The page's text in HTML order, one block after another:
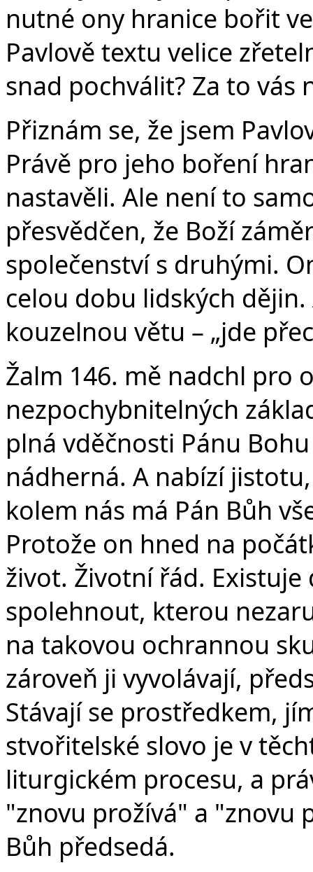
nutné ony hranice bořit
Pavlově textu velice
snad pochválit? Za to vás
Přiznám se, že jsem
Právě pro jeho boření
nastavěli. Ale není to
přesvědčen, že Boží
společenství s druhými.
celou dobu lidských
kouzelnou větu – „jde
Žalm 146. mě nadchl pro
nezpochybnitelných
plná vděčnosti Pánu
nádherná. A nabízí
kolem nás má Pán Bůh
Protože on hned na
život. Životní řád.
spolehnout, kterou
na takovou ochrannou
zároveň ji vyvolávají,
Stávají se prostředkem,
stvořitelské slovo je v
liturgickém procesu, a
"znovu prožívá" a "znovu
Bůh předsedá.